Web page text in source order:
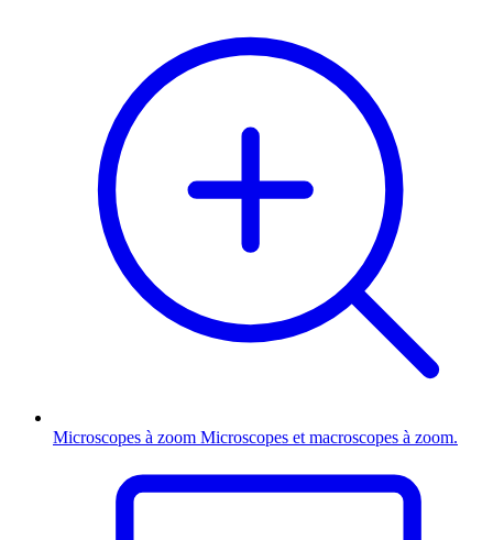
Microscopes à zoom Microscopes et macroscopes à zoom.